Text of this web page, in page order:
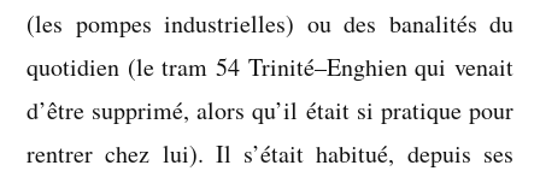
(les pompes industrielles) ou des banalités du
quotidien (le tram 54 Trinité–Enghien qui venait
d’être supprimé, alors qu’il était si pratique pour
rentrer chez lui). Il s’était habitué, depuis ses